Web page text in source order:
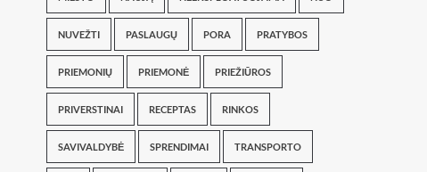
NUVEŽTI PASLAUGŲ PORA PRATYBOS
PRIEMONIŲ PRIEMONĖ PRIEŽIŪROS
PRIVERSTINAI RECEPTAS RINKOS
SAVIVALDYBĖ SPRENDIMAI TRANSPORTO